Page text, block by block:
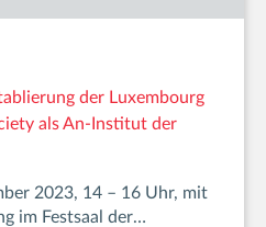
der Luxembourg
als An-Institut der
2023, 14 – 16 Uhr, mit
im Festsaal der